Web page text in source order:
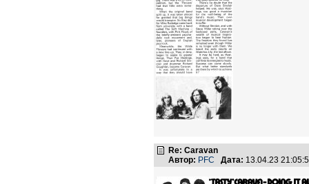
Re: Caravan
Автор: PFC Дата: 13.04.23